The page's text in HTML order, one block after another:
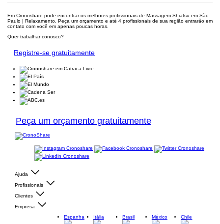
Em Cronoshare pode encontrar os melhores profissionais de Massagem Shiatsu em São
Paulo | Relaxamento. Peça um orçamento e até 4 profissionais de sua região entrarão em
contato com você em apenas poucas horas.
Quer trabalhar conosco?
Registre-se gratuitamente
Peça um orçamento gratuitamente
Ajuda
Profissionais
Clientes
Empresa
Espanha
Itália Brasil México Chile